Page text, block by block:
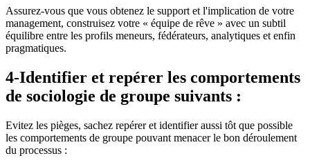
Assurez-vous que vous obtenez le support et l'implication de votre
management, construisez votre « équipe de rêve » avec un subtil
équilibre entre les profils meneurs, fédérateurs, analytiques et enfin
pragmatiques.
4-Identifier et repérer les comportements
de sociologie de groupe suivants :
Evitez les pièges, sachez repérer et identifier aussi tôt que possible
les comportements de groupe pouvant menacer le bon déroulement
du processus :